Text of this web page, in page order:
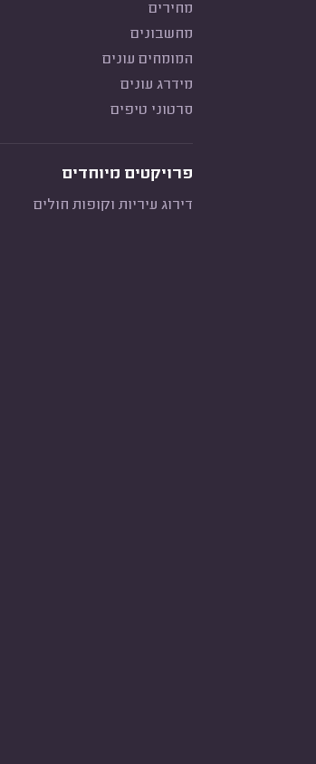
מחירים
מחשבונים
המומחים עונים
מידרג עונים
סרטוני טיפים
פרויקטים מיוחדים
דירוג עיריות וקופות חולים